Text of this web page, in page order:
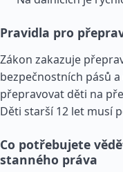
Pravidla pro
Zákon zakazuje
bezpečnostních pásů
přepravovat děti na
Děti starší 12 let musí
Co potřebujete
stanného práva